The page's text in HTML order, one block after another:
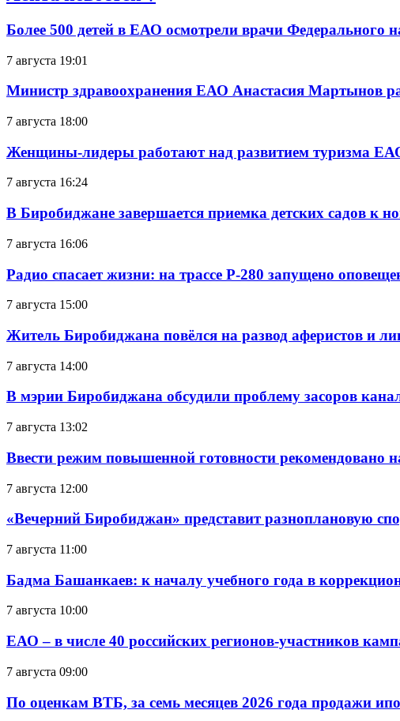
Более 500 детей в ЕАО осмотрели врачи Федерального
7 августа 19:01
Министр здравоохранения ЕАО Анастасия Мартынов
7 августа 18:00
Женщины-лидеры работают над развитием туризма
7 августа 16:24
В Биробиджане завершается приемка детских садов к
7 августа 16:06
Радио спасает жизни: на трассе Р-280 запущено
7 августа 15:00
Житель Биробиджана повёлся на развод аферистов и
7 августа 14:00
В мэрии Биробиджана обсудили проблему засоров
7 августа 13:02
Ввести режим повышенной готовности рекомендовано
7 августа 12:00
«Вечерний Биробиджан» представит разноплановую
7 августа 11:00
Бадма Башанкаев: к началу учебного года в
7 августа 10:00
ЕАО – в числе 40 российских регионов-участников
7 августа 09:00
По оценкам ВТБ, за семь месяцев 2026 года продажи